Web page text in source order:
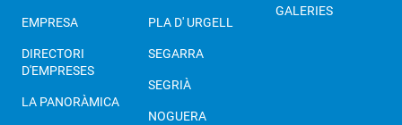
EMPRESA
DIRECTORI
D'EMPRESES
LA PANORÀMICA
PLA D' URGELL
SEGARRA
SEGRIÀ
NOGUERA
GALERIES